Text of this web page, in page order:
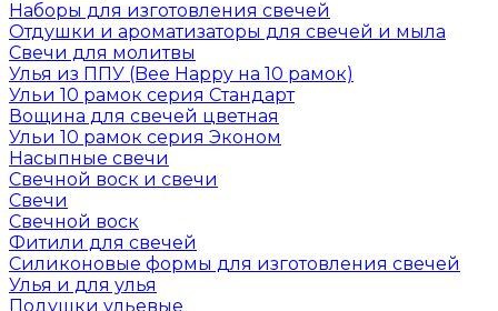
Наборы для изготовления свечей
Отдушки и ароматизаторы для свечей и мыла
Свечи для молитвы
Улья из ППУ (Bee Happy на 10 рамок)
Ульи 10 рамок серия Стандарт
Вощина для свечей цветная
Ульи 10 рамок серия Эконом
Насыпные свечи
Свечной воск и свечи
Свечи
Свечной воск
Фитили для свечей
Силиконовые формы для изготовления свечей
Улья и для улья
Подушки ульевые